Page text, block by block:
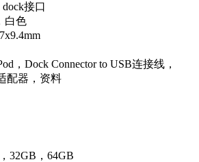
dock接口
白色
，Dock Connector to USB连接线，
配器，资料
32GB，64GB